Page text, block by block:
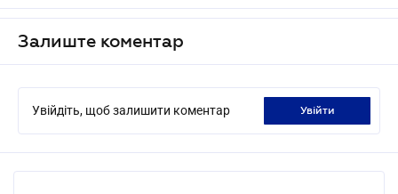
Залиште коментар
Увійдіть, щоб залишити коментар увійти